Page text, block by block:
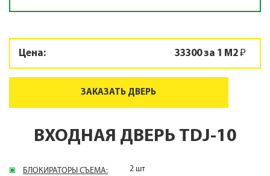
Цена: 33300 за 1 М2 ₽
ЗАКАЗАТЬ ДВЕРЬ
ВХОДНАЯ ДВЕРЬ TDJ-10
БЛОКИРАТОРЫ СЪЕМА: 2 шт